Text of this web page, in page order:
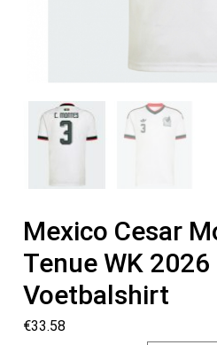
Mexico Cesar
Tenue WK
Voetbalshirt
€33.58